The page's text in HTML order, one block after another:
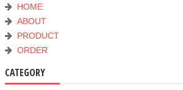
HOME
ABOUT
PRODUCT
ORDER
CATEGORY